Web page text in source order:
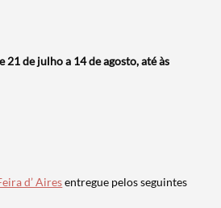
21 de julho a 14 de agosto, até às
d’ Airesentregue pelos seguintes